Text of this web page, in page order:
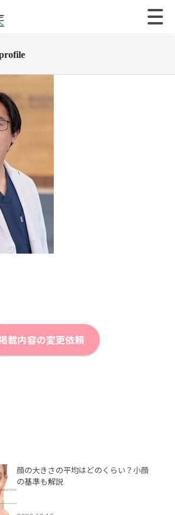
載内容の変更依頼
顔の大きさの平均はどのくらい？小顔
の基準も解説